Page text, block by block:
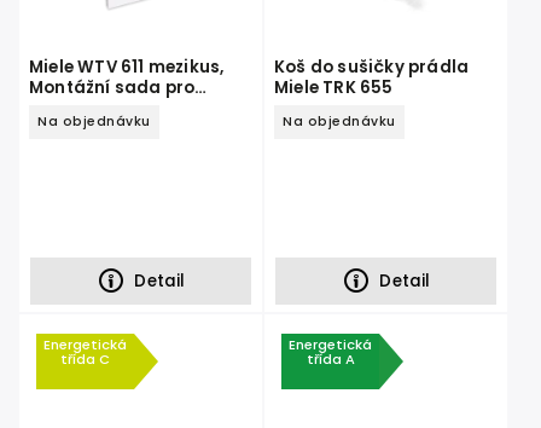
Miele WTV 611 mezikus,
Montážní sada pro
Na objednávku
Detail
Koš do sušičky prádla
Miele TRK 655
Na objednávku
Detail
Energetická
třída C
Energetická
třída A